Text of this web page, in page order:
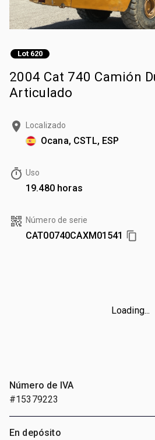
Lot 620
2004 Cat 740 Camión
Articulado
Localizado
Ocana, CSTL, ESP
Uso
19.480 horas
Número de serie
CAT00740CAXM01541
Loading...
Número de IVA
#15379223
En depósito